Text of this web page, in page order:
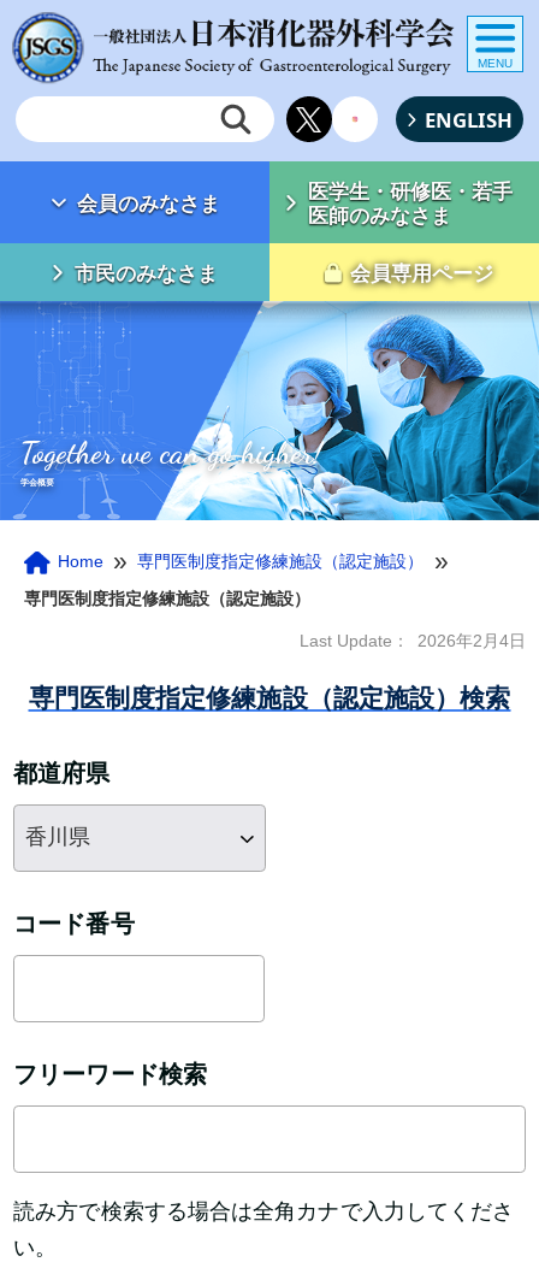
ENGLISH
会員のみなさま
医学生・研修医・若手
医師のみなさま
市民のみなさま 会員専用ページ
MENU
学会概要
Together we can go higher!
Home » 専門医制度指定修練施設（認定施設） »
専門医制度指定修練施設（認定施設）
Last Update： 2026年2月4日
専門医制度指定修練施設（認定施設）検索
都道府県
コード番号
フリーワード検索
読み方で検索する場合は全角カナで入力してくださ
い。